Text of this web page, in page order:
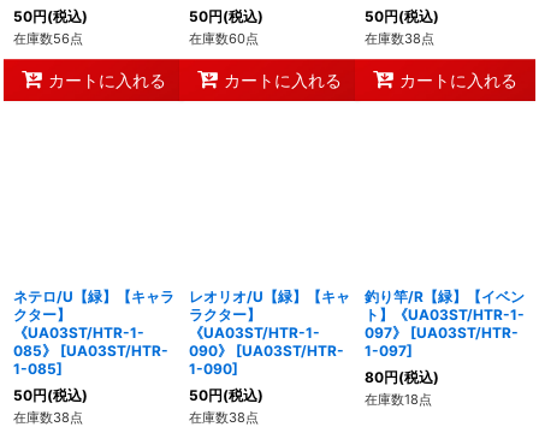
50円(税込)
在庫数56点
カートに入れる
50円(税込)
在庫数60点
カートに入れる
50円(税込)
在庫数38点
カートに入れる
ネテロ/U【緑】【キャラ
クター】
《UA03ST/HTR-1-
085》
[UA03ST/HTR-
1-085]
50円(税込)
在庫数38点
レオリオ/U【緑】【キャ
ラクター】
《UA03ST/HTR-1-
090》
[UA03ST/HTR-
1-090]
50円(税込)
在庫数38点
釣り竿/R【緑】【イベン
ト】《UA03ST/HTR-1-
097》
[UA03ST/HTR-
1-097]
80円(税込)
在庫数18点